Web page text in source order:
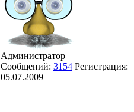
Администратор
Сообщений: 3154 Регистрация:
05.07.2009